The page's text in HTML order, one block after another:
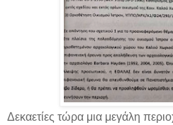
Δεκαετίες τώρα μια μεγάλη